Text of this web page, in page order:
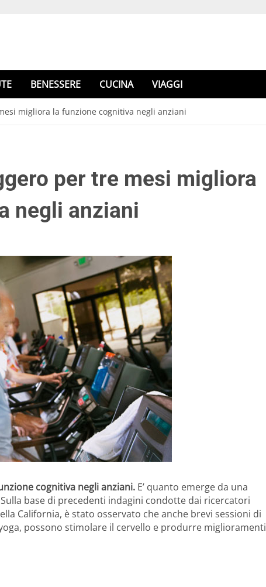
BENESSERE CUCINA VIAGGI
migliora la funzione cognitiva negli anziani
per tre mesi migliora
negli anziani
cognitiva negli anziani. E’ quanto emerge da una
base di precedenti indagini condotte dai ricercatori
California, è stato osservato che anche brevi sessioni di
possono stimolare il cervello e produrre miglioramenti